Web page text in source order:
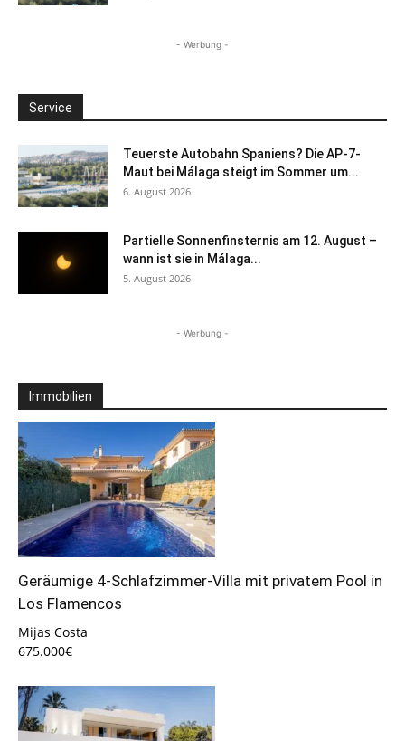
- Werbung -
Service
Teuerste Autobahn Spaniens? Die AP-7-
Maut bei Málaga steigt im Sommer um...
6. August 2026
Partielle Sonnenfinsternis am 12. August –
wann ist sie in Málaga...
5. August 2026
- Werbung -
Immobilien
Geräumige 4-Schlafzimmer-Villa mit privatem Pool in
Los Flamencos
Mijas Costa
675.000€